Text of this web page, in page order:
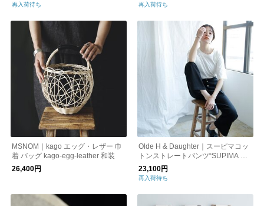
再入荷待ち 再入荷待ち
MSNOM｜kago エッグ・レザー 巾
着 バッグ kago-egg-leather 和装
26,400円
Olde H & Daughter｜スーピマコッ
トンストレートパンツ“SUPIMA CO
TTON FROAT STICH DRAWERS” u
g003
23,100円
再入荷待ち